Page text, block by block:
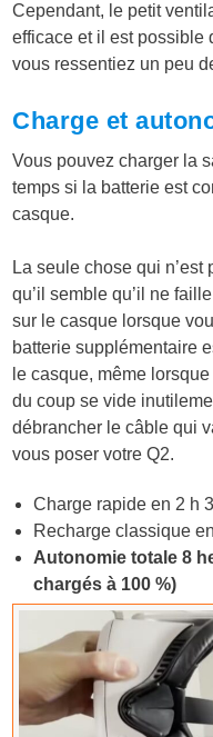
Cependant, le petit
efficace et il est possible
vous ressentiez un peu
Charge et
Vous pouvez charger la
temps si la batterie est
casque.
La seule chose qui n’est
qu’il semble qu’il ne
sur le casque lorsque
batterie supplémentaire
le casque, même
du coup se vide
débrancher le câble qui
vous poser votre Q2.
Charge rapide en 2 h
Recharge classique
Autonomie totale 8
chargés à 100 %)